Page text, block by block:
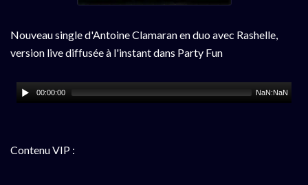
Nouveau single d'Antoine Clamaran en duo avec Rashelle,
version live diffusée à l'instant dans Party Fun
00:00:00 NaN:NaN
Contenu VIP :